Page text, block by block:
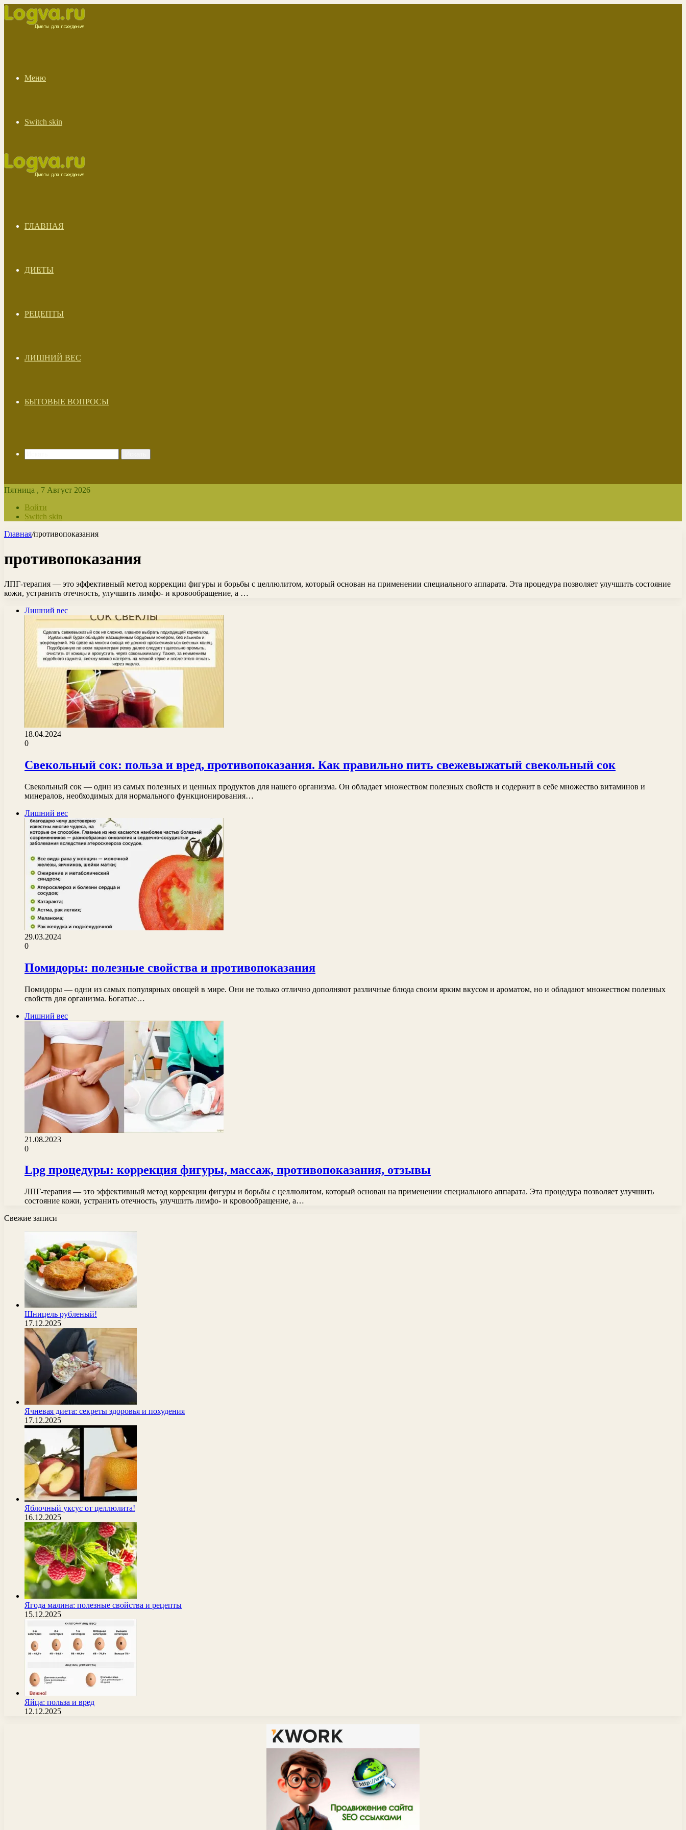
Меню
Switch skin
ГЛАВНАЯ
ДИЕТЫ
РЕЦЕПТЫ
ЛИШНИЙ ВЕС
БЫТОВЫЕ ВОПРОСЫ
Пятница , 7 Август 2026
Войти
Switch skin
Главная/противопоказания
противопоказания
ЛПГ-терапия — это эффективный метод коррекции фигуры и борьбы с целлюлитом, который основан на применении специального аппарата. Эта процедура позволяет улучшить состояние
кожи, устранить отечность, улучшить лимфо- и кровообращение, а …
Лишний вес
18.04.2024
0
Свекольный сок: польза и вред, противопоказания. Как правильно пить свежевыжатый свекольный сок
Свекольный сок — один из самых полезных и ценных продуктов для нашего организма. Он обладает множеством полезных свойств и содержит в себе множество витаминов и
минералов, необходимых для нормального функционирования…
Лишний вес
29.03.2024
0
Помидоры: полезные свойства и противопоказания
Помидоры — одни из самых популярных овощей в мире. Они не только отлично дополняют различные блюда своим ярким вкусом и ароматом, но и обладают множеством полезных
свойств для организма. Богатые…
Лишний вес
21.08.2023
0
Lpg процедуры: коррекция фигуры, массаж, противопоказания, отзывы
ЛПГ-терапия — это эффективный метод коррекции фигуры и борьбы с целлюлитом, который основан на применении специального аппарата. Эта процедура позволяет улучшить
состояние кожи, устранить отечность, улучшить лимфо- и кровообращение, а…
Свежие записи
Шницель рубленый!
17.12.2025
Ячневая диета: секреты здоровья и похудения
17.12.2025
Яблочный уксус от целлюлита!
16.12.2025
Ягода малина: полезные свойства и рецепты
15.12.2025
Яйца: польза и вред
12.12.2025